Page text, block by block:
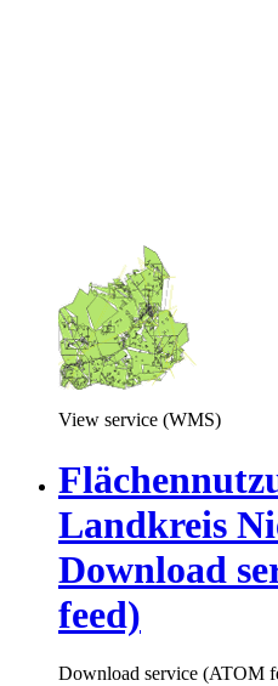
View service (WMS)
Landkreis
Download
feed)
Download service (ATOM